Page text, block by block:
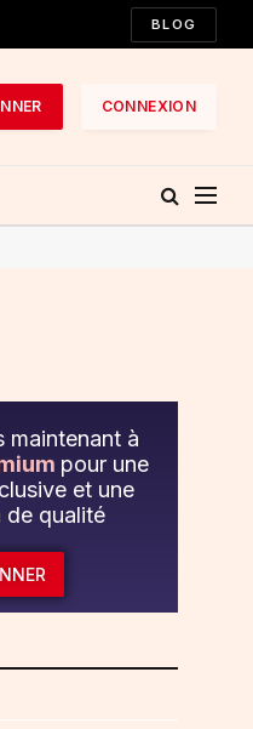
BLOG
CONNEXION
maintenant à
pour une
et une
de qualité